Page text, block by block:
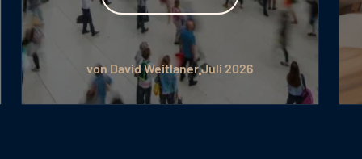
von David WeitlanerJuli 2026